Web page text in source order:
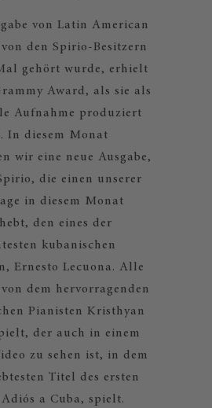
von Latin American
den Spirio-Besitzern
gehört wurde, erhielt
Award, als sie als
Aufnahme produziert
In diesem Monat
wir eine neue Ausgabe,
die einen unserer
in diesem Monat
den eines der
kubanischen
Ernesto Lecuona. Alle
dem hervorragenden
Pianisten Kristhyan
der auch in einem
zu sehen ist, in dem
Titel des ersten
a Cuba, spielt.